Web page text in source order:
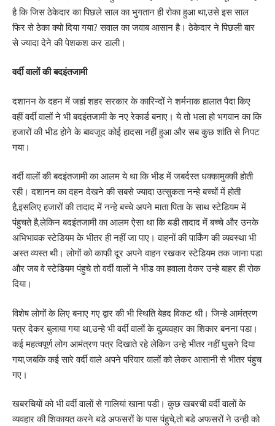
है कि जिस ठेकेदार का पिछले साल का भुगतान ही रोका हुआ था,उसे इस साल
फिर से ठेका क्यो दिया गया? सवाल का जवाब आसान है। ठेकेदार ने पिछली बार
से ज्यादा देने की पेशकश कर डाली।
वर्दी वालों की बदइंतजामी
दशानन के दहन में जहां शहर सरकार के कारिन्दों ने शर्मनाक हालात पैदा किए
वहीं वर्दी वालों ने भी बदइंतजामी के नए रेकार्ड बनाए। ये तो भला हो भगवान का कि
हजारों की भीड होने के बावजूद कोई हादसा नहीं हुआ और सब कुछ शांति से निपट
गया।
वर्दी वालों की बदइंतजामी का आलम ये था कि भीड में जबर्दस्त धक्कामुक्की होती
रही। दशानन का दहन देखने की सबसे ज्यादा उत्सुकता नन्हे बच्चों में होती
है,इसलिए हजारों की तादाद में नन्हे बच्चे अपने माता पिता के साथ स्टेडियम में
पंहुचते है,लेकिन बदइंतजामी का आलम ऐसा था कि बडी तादाद में बच्चे और उनके
अभिभावक स्टेडियम के भीतर ही नहीं जा पाए। वाहनों की पार्किंग की व्यवस्था भी
अस्त व्यस्त थी। लोगों को काफी दूर अपने वाहन रखकर स्टेडियम तक जाना पडा
और जब वे स्टेडियम पंहुचे तो वर्दी वालों ने भीड का हवाला देकर उन्हे बाहर ही रोक
दिया।
विशेष लोगों के लिए बनाए गए द्वार की भी स्थिति बेहद विकट थी। जिन्हे आमंत्रण
पत्र देकर बुलाया गया था,उन्हे भी वर्दी वालों के दुव्र्यवहार का शिकार बनना पडा।
कई महत्वपूर्ण लोग आमंत्रण पत्र दिखाते रहे लेकिन उन्हे भीतर नहीं घुसने दिया
गया,जबकि कई सारे वर्दी वाले अपने परिवार वालों को लेकर आसानी से भीतर पंहुच
गए।
खबरचियों को भी वर्दी वालों से गालियां खाना पडी। कुछ खबरची वर्दी वालों के
व्यवहार की शिकायत करने बडे अफसरों के पास पंहुचे,तो बडे अफसरों ने उन्ही को